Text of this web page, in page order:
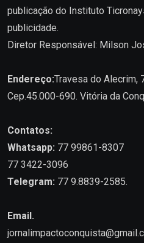
publicação do Instituto
publicidade.
Diretor Responsável: Milson
Endereço:Travesa do Alecrim,
Cep.45.000-690. Vitória da
Contatos:
Whatsapp: 77 99861-8307
77 3422-3096
Telegram: 77 9.8839-2585.
Email.